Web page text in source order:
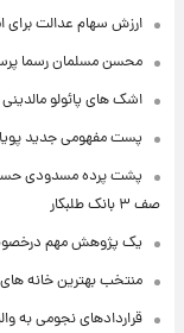
ارزش سهام عدالت برای امروز
محسن مسلمان رسما
اشک های پائولو
پست مفهومی جدید
پشت پرده‌ مسدودی
صف ۳ بانک طلبکار
یک پژوهش مهم درخصوص
منتخب بهترین خانه
قراردادهای نجومی به